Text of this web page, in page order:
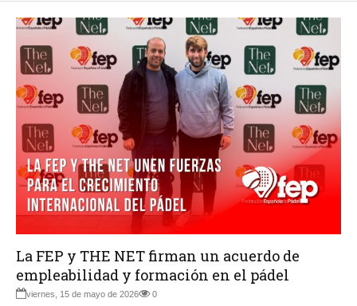
La FEP y THE NET firman un acuerdo de
empleabilidad y formación en el pádel
viernes, 15 de mayo de 2026 0